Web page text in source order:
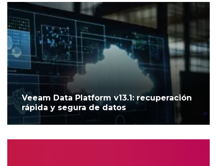
Veeam Data Platform v13.1: recuperación
rápida y segura de datos